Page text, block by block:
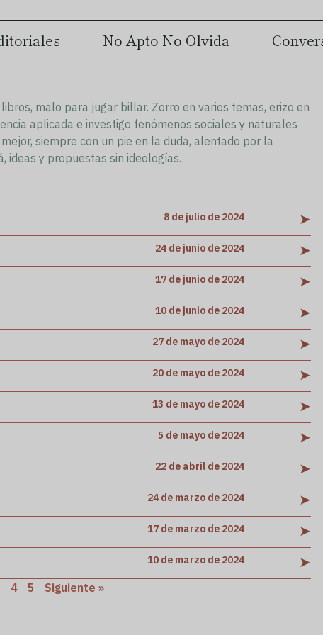
No Apto No Olvida
malo para jugar billar. Zorro en varios temas, erizo en
aplicada e investigo fenómenos sociales y naturales
siempre con un pie en la duda, alentado por la
ideas y propuestas sin ideologías.
8 de julio de 2024 ➤
24 de junio de 2024 ➤
17 de junio de 2024 ➤
10 de junio de 2024 ➤
27 de mayo de 2024 ➤
20 de mayo de 2024 ➤
13 de mayo de 2024 ➤
5 de mayo de 2024 ➤
22 de abril de 2024 ➤
24 de marzo de 2024 ➤
17 de marzo de 2024 ➤
10 de marzo de 2024 ➤
4 5 Siguiente »